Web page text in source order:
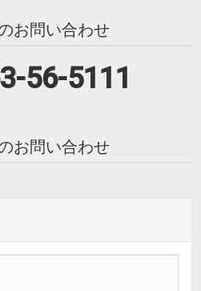
お問い合わせ
56-5111
お問い合わせ